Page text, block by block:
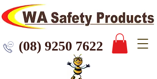
7622